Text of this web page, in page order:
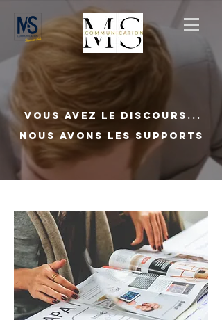
VOUS AVEZ LE DISCOURS...
NOUS AVONS LES SUPPORTS